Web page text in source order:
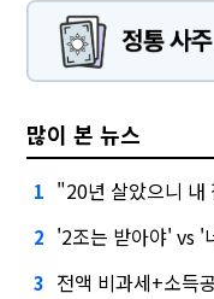
많이 본 뉴스
1 "20년 살았으니 내
2 '2조는 받아야' vs
3 전액 비과세+소득